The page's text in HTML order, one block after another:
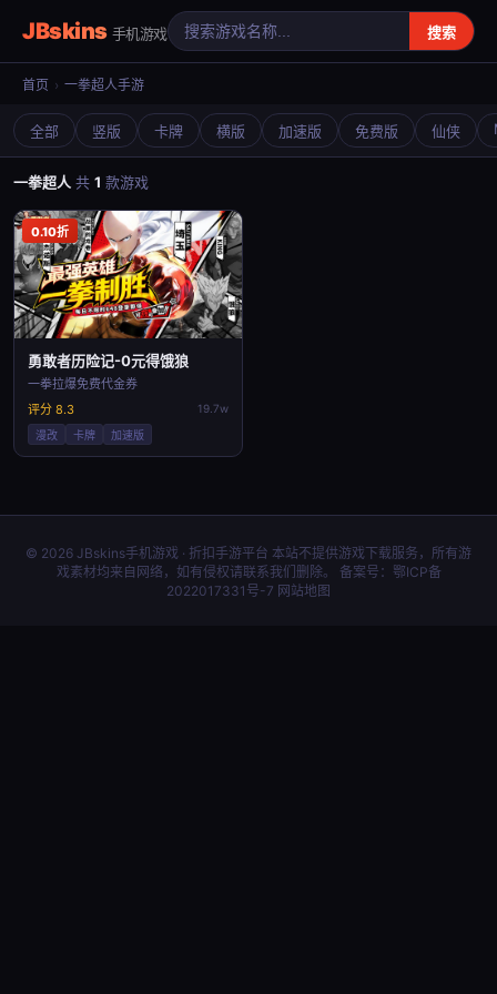
JBskins 手机游戏 搜索
首页 › 一拳超人手游
全部 竖版 卡牌 横版 加速版 免费版 仙侠
一拳超人 共 1 款游戏
0.10折
勇敢者历险记-0元得饿狼
一拳拉爆免费代金券
评分 8.3
19.7w
漫改
卡牌 加速版
© 2026 JBskins手机游戏 · 折扣手游平台 本站不提供游戏下载服务，所有游
戏素材均来自网络，如有侵权请联系我们删除。 备案号： 鄂ICP备
2022017331号-7 网站地图